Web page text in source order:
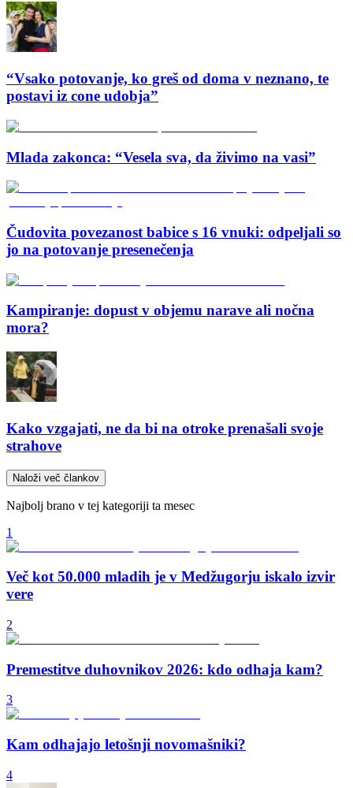
“Vsako potovanje, ko greš od doma v neznano, te
postavi iz cone udobja”
Mlada zakonca: “Vesela sva, da živimo na vasi”
Čudovita povezanost babice s 16 vnuki: odpeljali so
jo na potovanje presenečenja
Kampiranje: dopust v objemu narave ali nočna
mora?
Kako vzgajati, ne da bi na otroke prenašali svoje
strahove
Naloži več člankov
Najbolj brano v tej kategoriji ta mesec
1
Več kot 50.000 mladih je v Medžugorju iskalo izvir
vere
2
Premestitve duhovnikov 2026: kdo odhaja kam?
3
Kam odhajajo letošnji novomašniki?
4